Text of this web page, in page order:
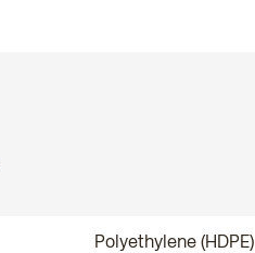
Polyethylene (HDPE)